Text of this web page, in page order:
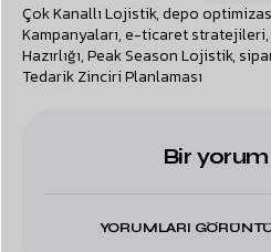
Çok Kanallı Lojistik,depo
Kampanyaları,e-ticaret stratejileri,
Hazırlığı,Peak Season Lojistik,
Tedarik Zinciri Planlaması
Bir yorum
YORUMLARI